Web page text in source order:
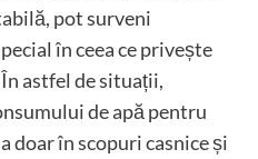
pot surveni
în ceea ce privește
astfel de situații,
de apă pentru
doar în scopuri casnice și